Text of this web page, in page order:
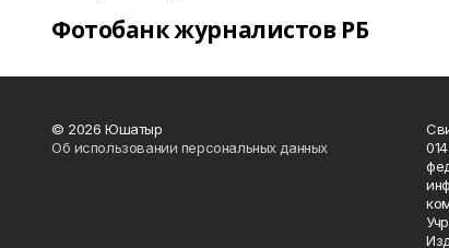
Фотобанк журналистов РБ
© 2026 Юшатыр
Об использовании персональных данных